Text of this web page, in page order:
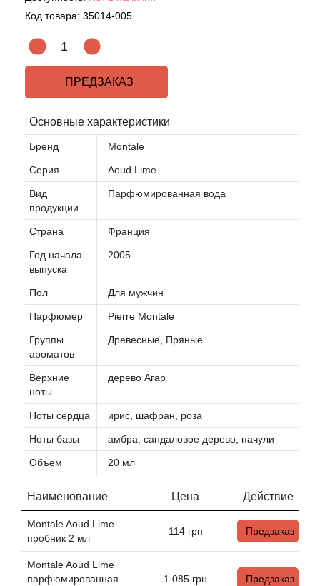
Код товара: 35014-005
ПРЕДЗАКАЗ
Основные характеристики
Бренд Montale
Серия Aoud Lime
Вид
продукции
Парфюмированная вода
Страна Франция
Год начала
выпуска
2005
Пол Для мужчин
Парфюмер Pierre Montale
Группы
ароматов
Древесные, Пряные
Верхние
ноты
дерево Агар
Ноты сердца ирис, шафран, роза
Ноты базы амбра, сандаловое дерево, пачули
Объем 20 мл
Наименование Цена Действие
Montale Aoud Lime
пробник 2 мл
114 грн Предзаказ
Montale Aoud Lime
парфюмированная
1 085 грн Предзаказ
Agonist
Aigner
Ajmal
Al Haramain
Al Jazeera
Alaia Paris
Alexander McQueen
Alexandre Barthet
Alexandre J
Alfred Dunhill
Alyson Oldoini
Alyssa Ashley
American Crew
Amouage
Amouroud